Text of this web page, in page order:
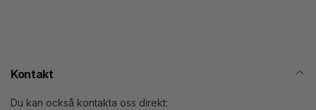
Kontakt
Du kan också kontakta oss direkt: